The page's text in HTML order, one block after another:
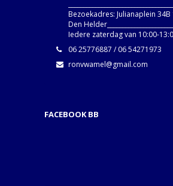
Bezoekadres: Julianaplein 34B
Den
Iedere zaterdag van 10:00-
06 25776887 / 06 54271973
ronvwamel@gmail.com
FACEBOOK BB